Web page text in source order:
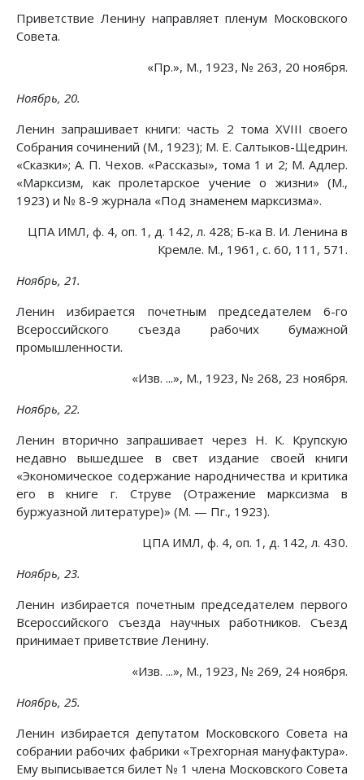
Приветствие Ленину направляет пленум Московского
Совета.
«Пр.», М., 1923, № 263, 20 ноября.
Ноябрь, 20.
Ленин запрашивает книги: часть 2 тома XVIII своего
Собрания сочинений (М., 1923); М. Е. Салтыков-Щедрин.
«Сказки»; А. П. Чехов. «Рассказы», тома 1 и 2; М. Адлер.
«Марксизм, как пролетарское учение о жизни» (М.,
1923) и № 8-9 журнала «Под знаменем марксизма».
ЦПА ИМЛ, ф. 4, оп. 1, д. 142, л. 428; Б-ка В. И. Ленина в
Кремле. М., 1961, с. 60, 111, 571.
Ноябрь, 21.
Ленин избирается почетным председателем 6-го
Всероссийского съезда рабочих бумажной
промышленности.
«Изв. ...», М., 1923, № 268, 23 ноября.
Ноябрь, 22.
Ленин вторично запрашивает через Н. К. Крупскую
недавно вышедшее в свет издание своей книги
«Экономическое содержание народничества и критика
его в книге г. Струве (Отражение марксизма в
буржуазной литературе)» (М. — Пг., 1923).
ЦПА ИМЛ, ф. 4, оп. 1, д. 142, л. 430.
Ноябрь, 23.
Ленин избирается почетным председателем первого
Всероссийского съезда научных работников. Съезд
принимает приветствие Ленину.
«Изв. ...», М., 1923, № 269, 24 ноября.
Ноябрь, 25.
Ленин избирается депутатом Московского Совета на
собрании рабочих фабрики «Трехгорная мануфактура».
Ему выписывается билет № 1 члена Московского Совета